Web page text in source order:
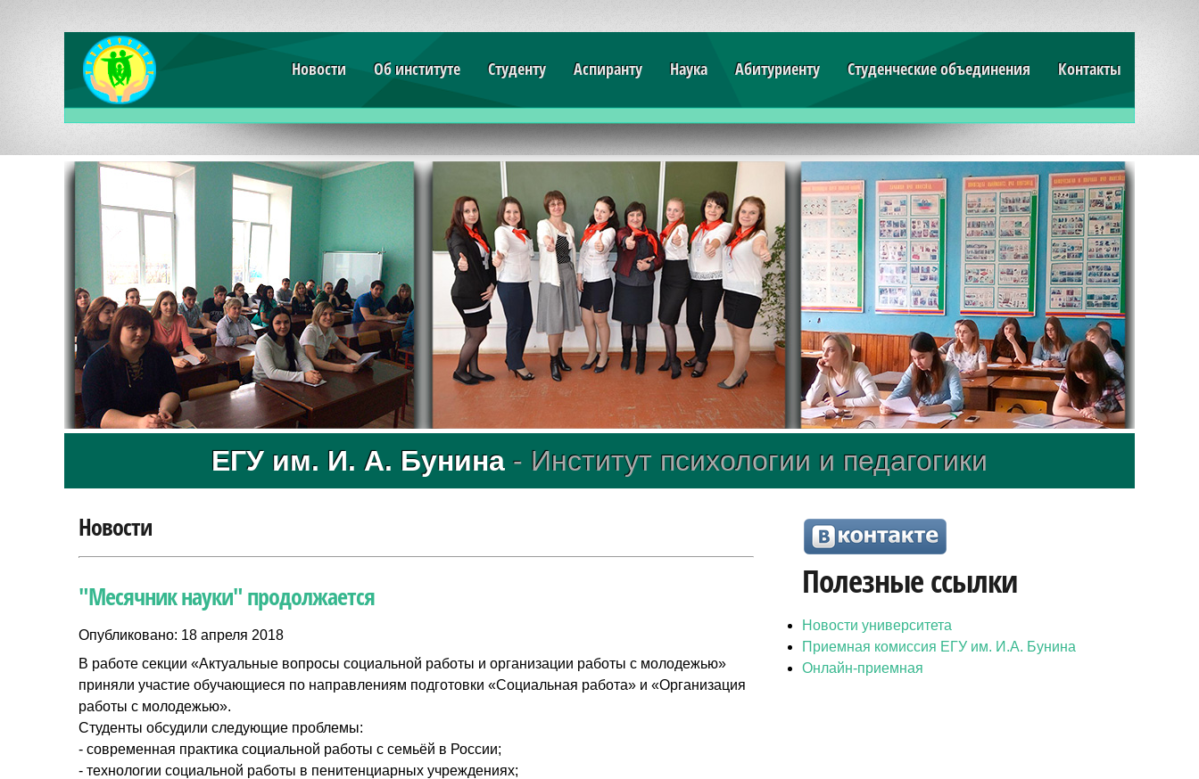
Новости Об институте Студенту Аспиранту Наука Абитуриенту Студенческие объединения Контакты
ЕГУ им. И. А. Бунина - Институт психологии и педагогики
Новости
"Месячник науки" продолжается
Опубликовано: 18 апреля 2018
В работе секции «Актуальные вопросы социальной работы и организации работы с молодежью»
приняли участие обучающиеся по направлениям подготовки «Социальная работа» и «Организация
работы с молодежью».
Студенты обсудили следующие проблемы:
- современная практика социальной работы с семьёй в России;
- технологии социальной работы в пенитенциарных учреждениях;
Полезные ссылки
Новости университета
Приемная комиссия ЕГУ им. И.А. Бунина
Онлайн-приемная